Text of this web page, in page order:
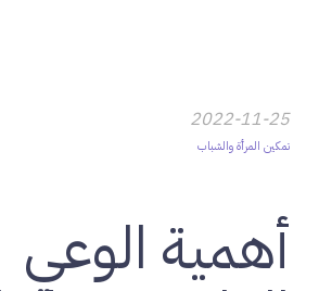
2022-11-25
تمكين المرأة والشباب
أهمية الوعي